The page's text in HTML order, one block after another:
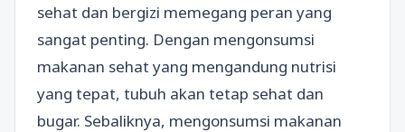
sehat dan bergizi memegang peran yang
sangat penting. Dengan mengonsumsi
makanan sehat yang mengandung nutrisi
yang tepat, tubuh akan tetap sehat dan
bugar. Sebaliknya, mengonsumsi makanan